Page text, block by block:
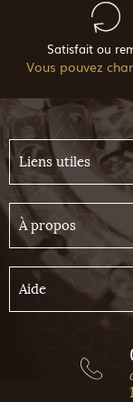
Satisfait ou
Vous pouvez
Liens utiles
À propos
Aide